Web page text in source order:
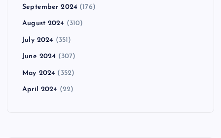
September 2024 (176)
August 2024 (310)
July 2024 (351)
June 2024 (307)
May 2024 (352)
April 2024 (22)